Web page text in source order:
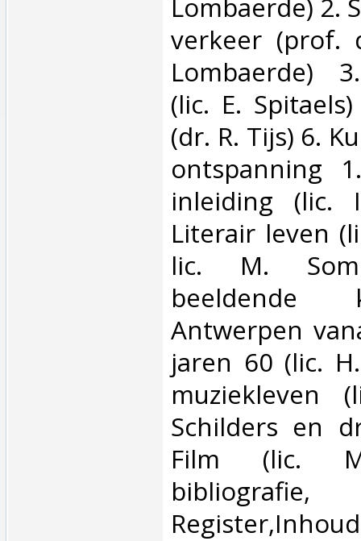
Lombaerde) 2.
verkeer (prof.
Lombaerde)
(lic. E.
(dr. R. Tijs) 6.
ontspanning
inleiding (lic.
Literair leven
lic. M.
beeldende
Antwerpen
jaren 60 (lic.
muziekleven
Schilders en
Film (lic.
bibliografie,